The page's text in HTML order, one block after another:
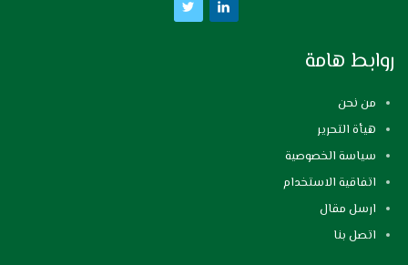
روابط هامة
من نحن
هيأة التحرير
سياسة الخصوصية
اتفاقية الاستخدام
ارسل مقال
اتصل بنا